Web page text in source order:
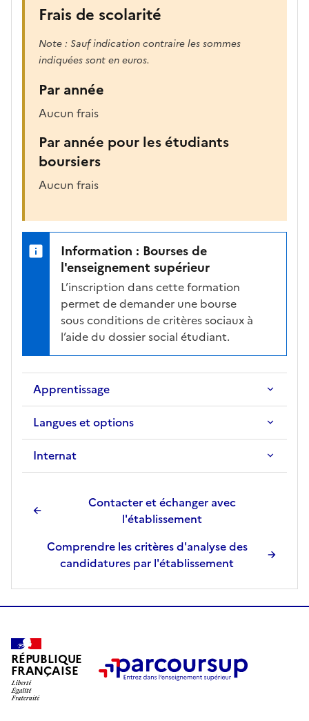
Frais de scolarité
Note : Sauf indication contraire les sommes
indiquées sont en euros.
Par année
Aucun frais
Par année pour les étudiants
boursiers
Aucun frais
Information : Bourses de
l'enseignement supérieur
L’inscription dans cette formation
permet de demander une bourse
sous conditions de critères sociaux à
l’aide du dossier social étudiant.
Apprentissage
Langues et options
Internat
Contacter et échanger avec
l'établissement
Comprendre les critères d'analyse des
candidatures par l'établissement
RÉPUBLIQUE
FRANÇAISE